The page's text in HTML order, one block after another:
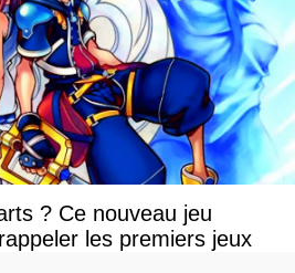
? Ce nouveau jeu
les premiers jeux